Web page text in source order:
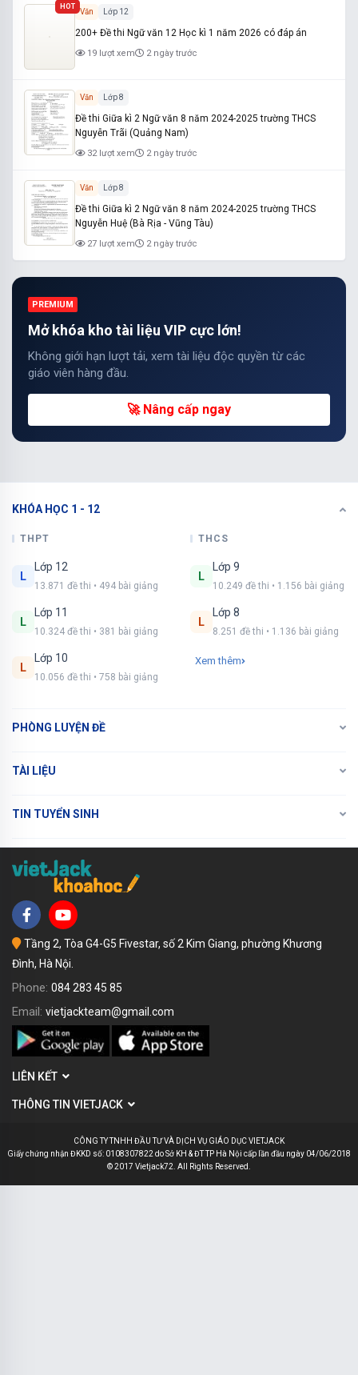
HOT
Văn Lớp 12
200+ Đề thi Ngữ văn 12 Học kì 1 năm 2026 có đáp án
19 lượt xem 2 ngày trước
Văn Lớp 8
Đề thi Giữa kì 2 Ngữ văn 8 năm 2024-2025 trường THCS
Nguyễn Trãi (Quảng Nam)
32 lượt xem 2 ngày trước
Văn Lớp 8
Đề thi Giữa kì 2 Ngữ văn 8 năm 2024-2025 trường THCS
Nguyễn Huệ (Bà Rịa - Vũng Tàu)
27 lượt xem 2 ngày trước
PREMIUM
Mở khóa kho tài liệu VIP cực lớn!
Không giới hạn lượt tải, xem tài liệu độc quyền từ các
giáo viên hàng đầu.
🚀 Nâng cấp ngay
KHÓA HỌC 1 - 12
THPT
L
Lớp 12
13.871 đề thi • 494 bài giảng
L
Lớp 11
10.324 đề thi • 381 bài giảng
L
Lớp 10
10.056 đề thi • 758 bài giảng
THCS
L
Lớp 9
10.249 đề thi • 1.156 bài giảng
L
Lớp 8
8.251 đề thi • 1.136 bài giảng
Xem thêm
PHÒNG LUYỆN ĐỀ
TÀI LIỆU
TIN TUYỂN SINH
Tầng 2, Tòa G4-G5 Fivestar, số 2 Kim Giang, phường Khương
Đình, Hà Nội.
Phone: 084 283 45 85
Email: vietjackteam@gmail.com
LIÊN KẾT
THÔNG TIN VIETJACK
CÔNG TY TNHH ĐẦU TƯ VÀ DỊCH VỤ GIÁO DỤC VIETJACK
Giấy chứng nhận ĐKKD số: 0108307822 do Sở KH & ĐT TP Hà Nội cấp lần đầu ngày 04/06/2018
© 2017 Vietjack72. All Rights Reserved.